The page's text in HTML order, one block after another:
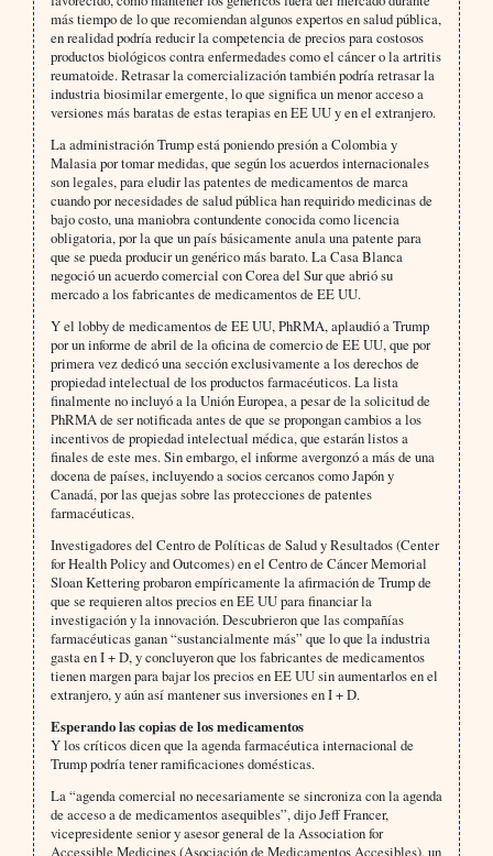
más tiempo de lo que recomiendan algunos expertos en salud pública,
en realidad podría reducir la competencia de precios para costosos
productos biológicos contra enfermedades como el cáncer o la artritis
reumatoide. Retrasar la comercialización también podría retrasar la
industria biosimilar emergente, lo que significa un menor acceso a
versiones más baratas de estas terapias en EE UU y en el extranjero.
La administración Trump está poniendo presión a Colombia y
Malasia por tomar medidas, que según los acuerdos internacionales
son legales, para eludir las patentes de medicamentos de marca
cuando por necesidades de salud pública han requirido medicinas de
bajo costo, una maniobra contundente conocida como licencia
obligatoria, por la que un país básicamente anula una patente para
que se pueda producir un genérico más barato. La Casa Blanca
negoció un acuerdo comercial con Corea del Sur que abrió su
mercado a los fabricantes de medicamentos de EE UU.
Y el lobby de medicamentos de EE UU, PhRMA, aplaudió a Trump
por un informe de abril de la oficina de comercio de EE UU, que por
primera vez dedicó una sección exclusivamente a los derechos de
propiedad intelectual de los productos farmacéuticos. La lista
finalmente no incluyó a la Unión Europea, a pesar de la solicitud de
PhRMA de ser notificada antes de que se propongan cambios a los
incentivos de propiedad intelectual médica, que estarán listos a
finales de este mes. Sin embargo, el informe avergonzó a más de una
docena de países, incluyendo a socios cercanos como Japón y
Canadá, por las quejas sobre las protecciones de patentes
farmacéuticas.
Investigadores del Centro de Políticas de Salud y Resultados (Center
for Health Policy and Outcomes) en el Centro de Cáncer Memorial
Sloan Kettering probaron empíricamente la afirmación de Trump de
que se requieren altos precios en EE UU para financiar la
investigación y la innovación. Descubrieron que las compañías
farmacéuticas ganan “sustancialmente más” que lo que la industria
gasta en I + D, y concluyeron que los fabricantes de medicamentos
tienen margen para bajar los precios en EE UU sin aumentarlos en el
extranjero, y aún así mantener sus inversiones en I + D.
Esperando las copias de los medicamentos
Y los críticos dicen que la agenda farmacéutica internacional de
Trump podría tener ramificaciones domésticas.
La “agenda comercial no necesariamente se sincroniza con la agenda
de acceso a de medicamentos asequibles”, dijo Jeff Francer,
vicepresidente senior y asesor general de la Association for
Accessible Medicines (Asociación de Medicamentos Accesibles), un